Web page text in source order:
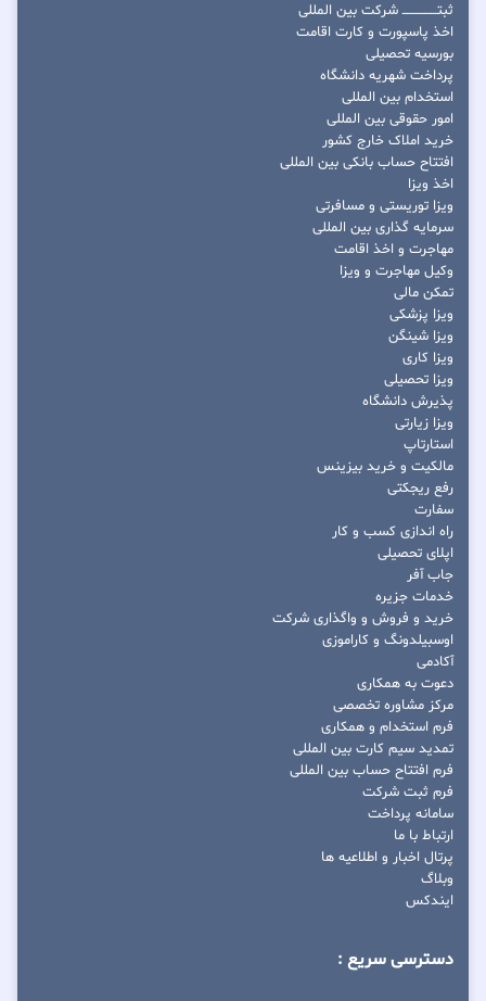
ثبتــــــــــــــــ شرکت بین المللی
اخذ پاسپورت و کارت اقامت
بورسیه تحصیلی
پرداخت شهریه دانشگاه
استخدام بین المللی
امور حقوقی بین المللی
خرید املاک خارج کشور
افتتاح حساب بانکی بین المللی
اخذ ویزا
ویزا توریستی و مسافرتی
سرمایه گذاری بین المللی
مهاجرت و اخذ اقامت
وکیل مهاجرت و ویزا
تمکن مالی
ویزا پزشکی
ویزا شینگن
ویزا کاری
ویزا تحصیلی
پذیرش دانشگاه
ویزا زیارتی
استارتاپ
مالکیت و خرید بیزینس
رفع ریجکتی
سفارت
راه اندازی کسب و کار
اپلای تحصیلی
جاب آفر
خدمات جزیره
خرید و فروش و واگذاری شرکت
اوسبیلدونگ و کاراموزی
آکادمی
دعوت به همکاری
مرکز مشاوره تخصصی
فرم استخدام و همکاری
تمدید سیم کارت بین المللی
فرم افتتاح حساب بین المللی
فرم ثبت شرکت
سامانه پرداخت
ارتباط با ما
پرتال اخبار و اطلاعیه ها
وبلاگ
ایندکس
دسترسی سریع :